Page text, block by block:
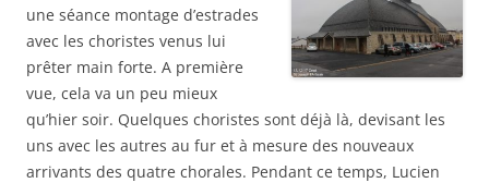
une séance montage d’estrades
avec les choristes venus lui
prêter main forte. A première
vue, cela va un peu mieux
qu’hier soir. Quelques choristes sont déjà là, devisant les
uns avec les autres au fur et à mesure des nouveaux
arrivants des quatre chorales. Pendant ce temps, Lucien